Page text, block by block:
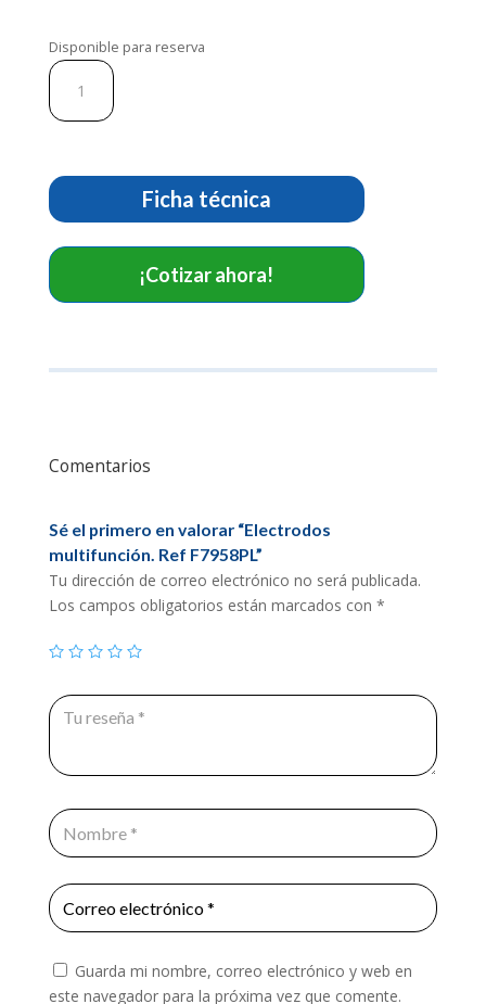
Disponible para reserva
Electrodos
multifunción.
Ref
Ficha técnica
¡Cotizar ahora!
Comentarios
Sé el primero en valorar “Electrodos
multifunción. Ref F7958PL”
Tu dirección de correo electrónico no será publicada.
Los campos obligatorios están marcados con *
Guarda mi nombre, correo electrónico y web en
este navegador para la próxima vez que comente.